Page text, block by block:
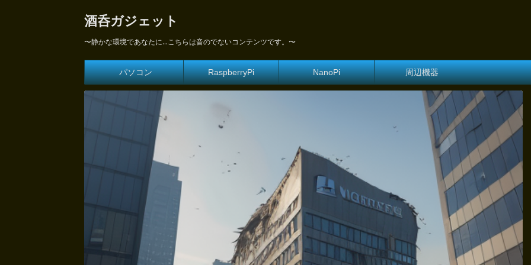
酒呑ガジェット
〜静かな環境であなたに...こちらは音のでないコンテンツです。〜
パソコン RaspberryPi NanoPi 周辺機器